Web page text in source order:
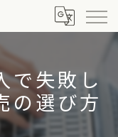
で失敗し
の選び方